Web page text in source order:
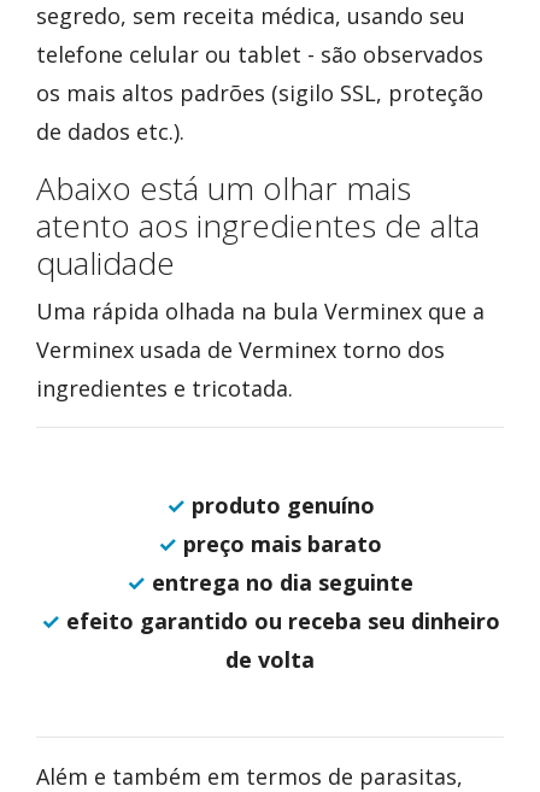
segredo, sem receita médica, usando seu
telefone celular ou tablet - são observados
os mais altos padrões (sigilo SSL, proteção
de dados etc.).
Abaixo está um olhar mais
atento aos ingredientes de alta
qualidade
Uma rápida olhada na bula Verminex que a
Verminex usada de Verminex torno dos
ingredientes e tricotada.
✓ produto genuíno
✓ preço mais barato
✓ entrega no dia seguinte
✓ efeito garantido ou receba seu dinheiro
de volta
Além e também em termos de parasitas,